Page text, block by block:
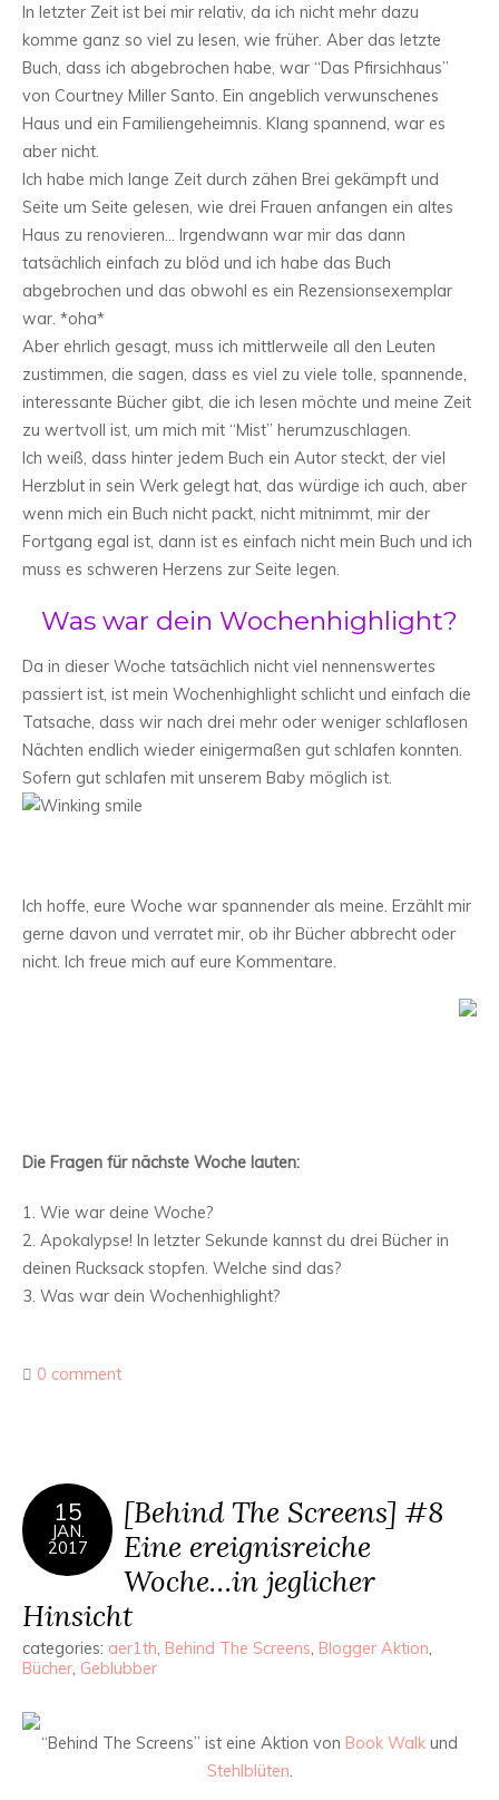
In letzter Zeit ist bei mir relativ, da ich nicht mehr dazu
komme ganz so viel zu lesen, wie früher. Aber das letzte
Buch, dass ich abgebrochen habe, war “Das Pfirsichhaus”
von Courtney Miller Santo. Ein angeblich verwunschenes
Haus und ein Familiengeheimnis. Klang spannend, war es
aber nicht.
Ich habe mich lange Zeit durch zähen Brei gekämpft und
Seite um Seite gelesen, wie drei Frauen anfangen ein altes
Haus zu renovieren… Irgendwann war mir das dann
tatsächlich einfach zu blöd und ich habe das Buch
abgebrochen und das obwohl es ein Rezensionsexemplar
war. *oha*
Aber ehrlich gesagt, muss ich mittlerweile all den Leuten
zustimmen, die sagen, dass es viel zu viele tolle, spannende,
interessante Bücher gibt, die ich lesen möchte und meine Zeit
zu wertvoll ist, um mich mit “Mist” herumzuschlagen.
Ich weiß, dass hinter jedem Buch ein Autor steckt, der viel
Herzblut in sein Werk gelegt hat, das würdige ich auch, aber
wenn mich ein Buch nicht packt, nicht mitnimmt, mir der
Fortgang egal ist, dann ist es einfach nicht mein Buch und ich
muss es schweren Herzens zur Seite legen.
Was war dein Wochenhighlight?
Da in dieser Woche tatsächlich nicht viel nennenswertes
passiert ist, ist mein Wochenhighlight schlicht und einfach die
Tatsache, dass wir nach drei mehr oder weniger schlaflosen
Nächten endlich wieder einigermaßen gut schlafen konnten.
Sofern gut schlafen mit unserem Baby möglich ist.
Ich hoffe, eure Woche war spannender als meine. Erzählt mir
gerne davon und verratet mir, ob ihr Bücher abbrecht oder
nicht. Ich freue mich auf eure Kommentare.
Die Fragen für nächste Woche lauten:
1. Wie war deine Woche?
2. Apokalypse! In letzter Sekunde kannst du drei Bücher in
deinen Rucksack stopfen. Welche sind das?
3. Was war dein Wochenhighlight?
0 comment
15
JAN.
2017
[Behind The Screens] #8
Eine ereignisreiche
Woche…in jeglicher
Hinsicht
categories: aer1th, Behind The Screens, Blogger Aktion,
Bücher, Geblubber
“Behind The Screens” ist eine Aktion von Book Walk und
Stehlblüten.